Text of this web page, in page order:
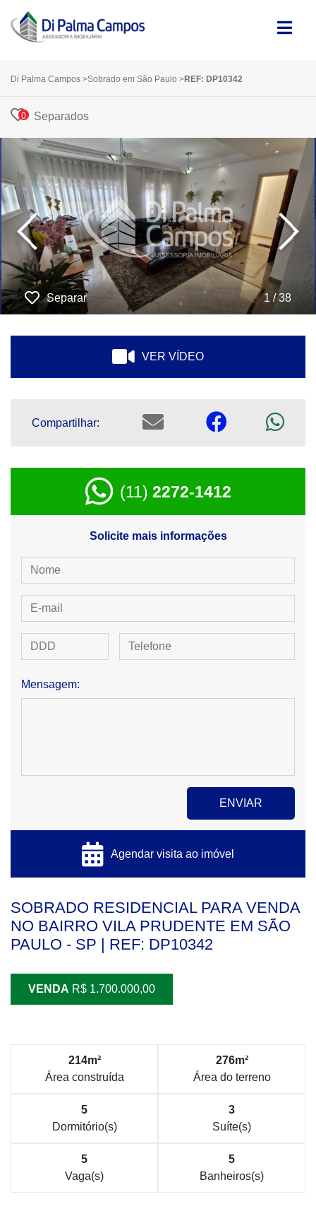
Di Palma Campos >Sobrado em São Paulo >REF: DP10342
0 Separados
‹ ›
Separar 1 / 38
VER VÍDEO
Compartilhar:
(11) 2272-1412
Solicite mais informações
Mensagem:
Agendar visita ao imóvel
SOBRADO RESIDENCIAL PARA VENDA
NO BAIRRO VILA PRUDENTE EM SÃO
PAULO - SP | REF: DP10342
VENDA R$ 1.700.000,00
214m²
Área construída
276m²
Área do terreno
5
Dormitório(s)
3
Suíte(s)
5
Vaga(s)
5
Banheiros(s)